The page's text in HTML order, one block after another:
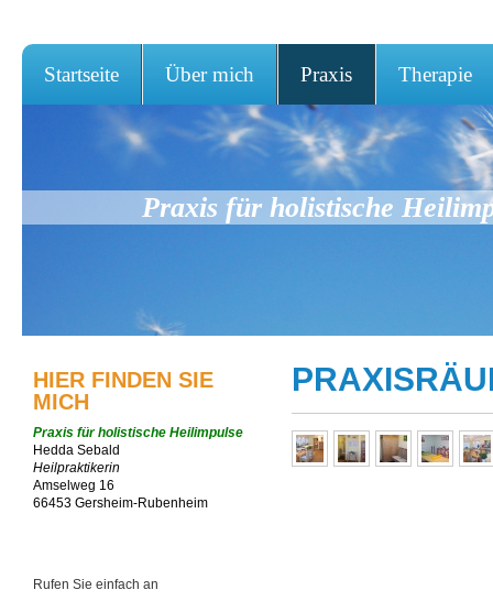
Startseite Über mich Praxis Therapie
Praxis für holistische
HIER FINDEN SIE
MICH
Praxis für holistische Heilimpulse
Hedda Sebald
Heilpraktikerin
Amselweg 16
66453 Gersheim-Rubenheim
Rufen Sie einfach an